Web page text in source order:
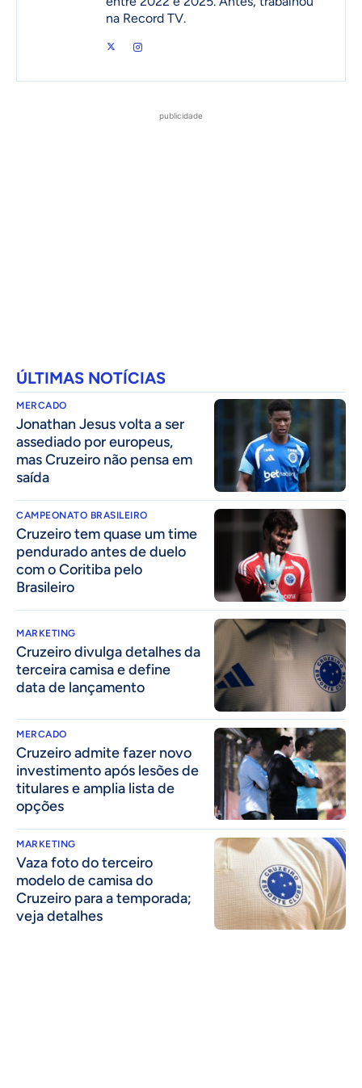
na Record TV.
publicidade
ÚLTIMAS NOTÍCIAS
MERCADO
Jonathan Jesus volta a ser
assediado por europeus,
mas Cruzeiro não pensa em
saída
CAMPEONATO BRASILEIRO
Cruzeiro tem quase um time
pendurado antes de duelo
com o Coritiba pelo
Brasileiro
MARKETING
Cruzeiro divulga detalhes da
terceira camisa e define
data de lançamento
MERCADO
Cruzeiro admite fazer novo
investimento após lesões de
titulares e amplia lista de
opções
MARKETING
Vaza foto do terceiro
modelo de camisa do
Cruzeiro para a temporada;
veja detalhes